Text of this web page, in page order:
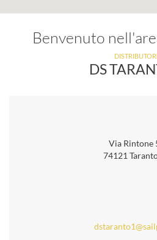
Benvenuto
DS
Via Rintone
74121